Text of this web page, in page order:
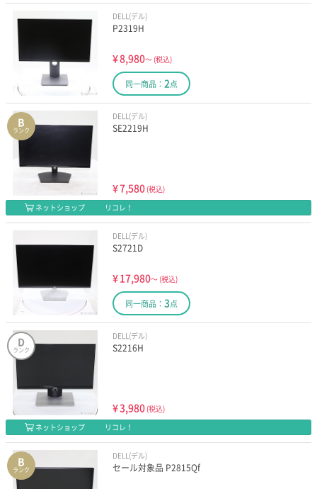
DELL(デル)
P2319H
¥8,980～ (税込)
同一商品： 2点
B
ランク
DELL(デル)
SE2219H
¥7,580 (税込)
ネットショップ
リコレ！
DELL(デル)
S2721D
¥17,980～ (税込)
同一商品： 3点
D
ランク
DELL(デル)
S2216H
¥3,980 (税込)
ネットショップ
リコレ！
B
ランク
DELL(デル)
セール対象品 P2815Qf